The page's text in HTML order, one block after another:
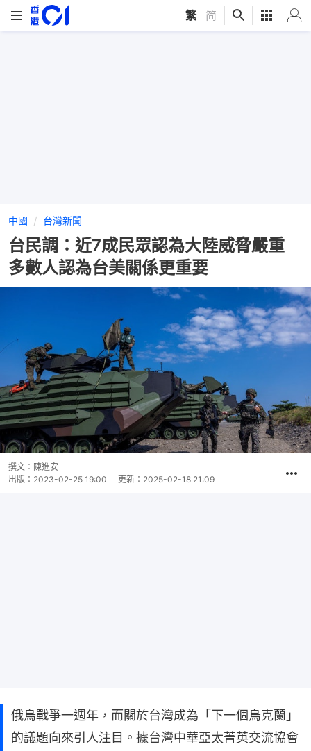
繁 简
中國 台灣新聞
台民調：近7成民眾認為大陸威脅嚴重
多數人認為台美關係更重要
撰文： 陳進安
出版： 2023-02-25 19:00 更新： 2025-02-18 21:09
俄烏戰爭一週年，而關於台灣成為「下一個烏克蘭」
的議題向來引人注目。據台灣中華亞太菁英交流協會